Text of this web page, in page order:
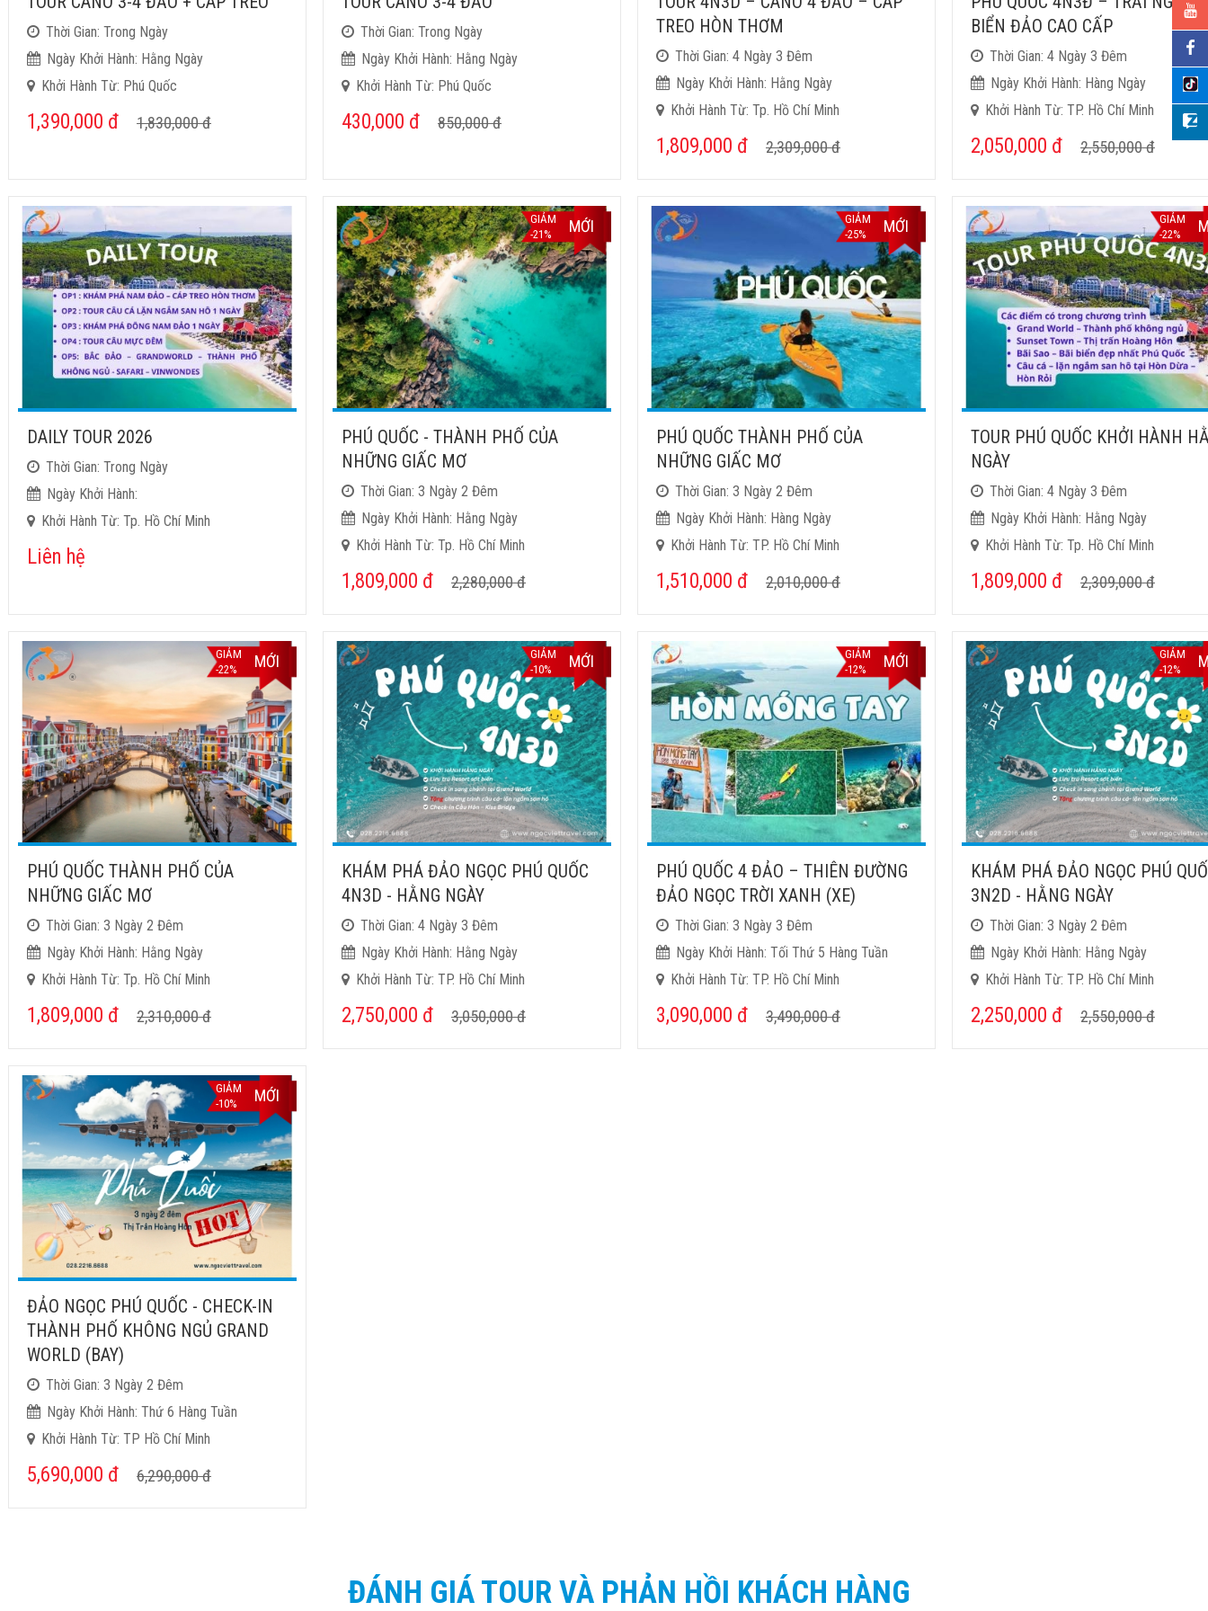
Thời Gian: Trong Ngày
Ngày Khởi Hành: Hằng Ngày
Khởi Hành Từ: Phú Quốc
1,390,000 đ 1,830,000đ
Thời Gian: Trong Ngày
Ngày Khởi Hành: Hằng Ngày
Khởi Hành Từ: Phú Quốc
430,000 đ 850,000đ
TREO HÒN THƠM
Thời Gian: 4 Ngày 3 Đêm
Ngày Khởi Hành: Hằng Ngày
Khởi Hành Từ: Tp. Hồ Chí Minh
1,809,000 đ 2,309,000đ
BIỂN ĐẢO CAO CẤP
Thời Gian: 4 Ngày 3 Đêm
Ngày Khởi Hành: Hàng Ngày
Khởi Hành Từ: TP. Hồ Chí Minh
2,050,000 đ 2,550,000đ
DAILY TOUR 2026
Thời Gian: Trong Ngày
Ngày Khởi Hành:
Khởi Hành Từ: Tp. Hồ Chí Minh
Liên hệ
GIẢM
-21%
MỚI
PHÚ QUỐC - THÀNH PHỐ CỦA
NHỮNG GIẤC MƠ
Thời Gian: 3 Ngày 2 Đêm
Ngày Khởi Hành: Hằng Ngày
Khởi Hành Từ: Tp. Hồ Chí Minh
1,809,000 đ 2,280,000đ
GIẢM
-25%
MỚI
PHÚ QUỐC THÀNH PHỐ CỦA
NHỮNG GIẤC MƠ
Thời Gian: 3 Ngày 2 Đêm
Ngày Khởi Hành: Hàng Ngày
Khởi Hành Từ: TP. Hồ Chí Minh
1,510,000 đ 2,010,000đ
GIẢM
-22%
TOUR PHÚ QUỐC KHỞI HÀNH
NGÀY
Thời Gian: 4 Ngày 3 Đêm
Ngày Khởi Hành: Hằng Ngày
Khởi Hành Từ: Tp. Hồ Chí Minh
1,809,000 đ 2,309,000đ
GIẢM
-22%
MỚI
PHÚ QUỐC THÀNH PHỐ CỦA
NHỮNG GIẤC MƠ
Thời Gian: 3 Ngày 2 Đêm
Ngày Khởi Hành: Hằng Ngày
Khởi Hành Từ: Tp. Hồ Chí Minh
1,809,000 đ 2,310,000đ
GIẢM
-10%
MỚI
KHÁM PHÁ ĐẢO NGỌC PHÚ QUỐC
4N3D - HẰNG NGÀY
Thời Gian: 4 Ngày 3 Đêm
Ngày Khởi Hành: Hằng Ngày
Khởi Hành Từ: TP. Hồ Chí Minh
2,750,000 đ 3,050,000đ
GIẢM
-12%
MỚI
PHÚ QUỐC 4 ĐẢO – THIÊN ĐƯỜNG
ĐẢO NGỌC TRỜI XANH (XE)
Thời Gian: 3 Ngày 3 Đêm
Ngày Khởi Hành: Tối Thứ 5 Hàng Tuần
Khởi Hành Từ: TP. Hồ Chí Minh
3,090,000 đ 3,490,000đ
GIẢM
-12%
KHÁM PHÁ ĐẢO NGỌC PHÚ
3N2D - HẰNG NGÀY
Thời Gian: 3 Ngày 2 Đêm
Ngày Khởi Hành: Hằng Ngày
Khởi Hành Từ: TP. Hồ Chí Minh
2,250,000 đ 2,550,000đ
GIẢM
-10%
MỚI
ĐẢO NGỌC PHÚ QUỐC - CHECK-IN
THÀNH PHỐ KHÔNG NGỦ GRAND
WORLD (BAY)
Thời Gian: 3 Ngày 2 Đêm
Ngày Khởi Hành: Thứ 6 Hàng Tuần
Khởi Hành Từ: TP Hồ Chí Minh
5,690,000 đ 6,290,000đ
ĐÁNH GIÁ TOUR VÀ PHẢN HỒI KHÁCH HÀNG